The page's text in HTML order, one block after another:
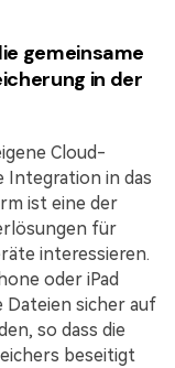
gemeinsame
in der
Cloud-
Integration in das
ist eine der
für
interessieren.
oder iPad
Dateien sicher auf
so dass die
beseitigt